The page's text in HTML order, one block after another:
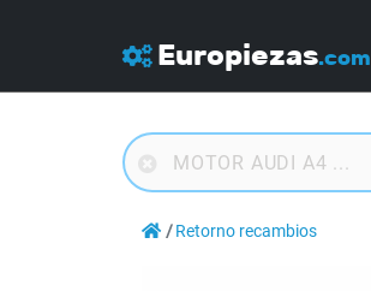
Europiezas.com
Retorno recambios